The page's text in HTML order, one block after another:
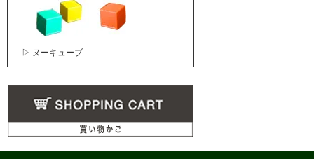
▷ ヌーキューブ